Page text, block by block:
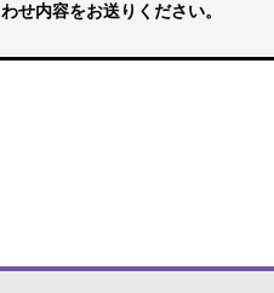
わせ内容をお送りください。